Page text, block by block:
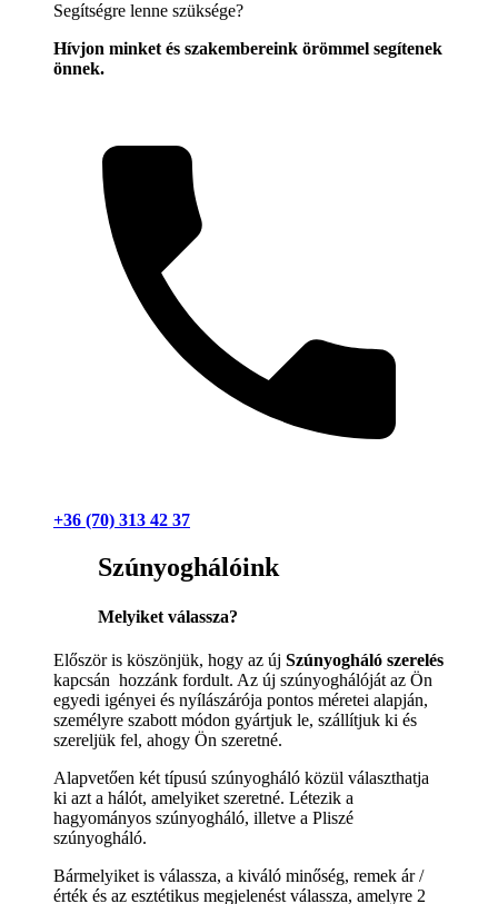
Segítségre lenne szüksége?
Hívjon minket és szakembereink örömmel segítenek
önnek.
+36 (70) 313 42 37
Szúnyoghálóink
Melyiket válassza?
Először is köszönjük, hogy az új Szúnyogháló szerelés
kapcsán hozzánk fordult. Az új szúnyoghálóját az Ön
egyedi igényei és nyílászárója pontos méretei alapján,
személyre szabott módon gyártjuk le, szállítjuk ki és
szereljük fel, ahogy Ön szeretné.
Alapvetően két típusú szúnyogháló közül választhatja
ki azt a hálót, amelyiket szeretné. Létezik a
hagyományos szúnyogháló, illetve a Pliszé
szúnyogháló.
Bármelyiket is válassza, a kiváló minőség, remek ár /
érték és az esztétikus megjelenést válassza, amelyre 2